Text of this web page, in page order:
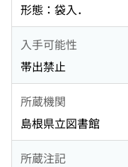
形態：袋入．
入手可能性
帯出禁止
所蔵機関
島根県立図書館
所蔵注記